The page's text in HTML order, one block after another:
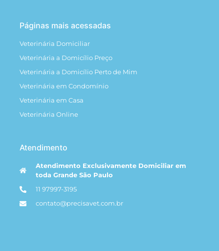
Páginas mais acessadas
Veterinária Domiciliar
Veterinária a Domicílio Preço
Veterinária a Domicílio Perto de Mim
Veterinária em Condomínio
Veterinária em Casa
Veterinária Online
Atendimento
Atendimento Exclusivamente Domiciliar em
toda Grande São Paulo
11 97997-3195
contato@precisavet.com.br